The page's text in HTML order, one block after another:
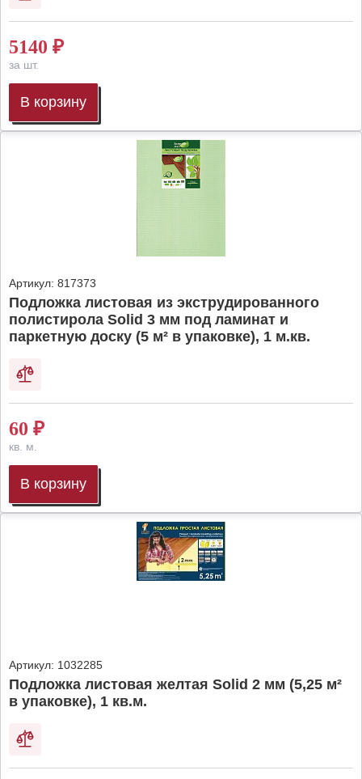
5140 ₽
за шт.
В корзину
Артикул: 817373
Подложка листовая из экструдированного
полистирола Solid 3 мм под ламинат и
паркетную доску (5 м² в упаковке), 1 м.кв.
60 ₽
кв. м.
В корзину
Артикул: 1032285
Подложка листовая желтая Solid 2 мм (5,25 м²
в упаковке), 1 кв.м.